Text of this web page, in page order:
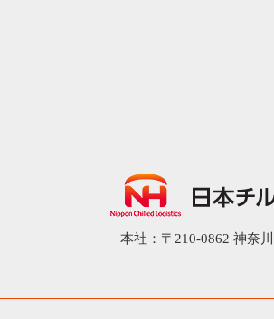
本社：〒210-0862 神奈